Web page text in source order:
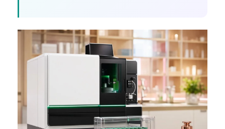
العربية المغربية
Afrikaans
Basa Jawa
Cebuano